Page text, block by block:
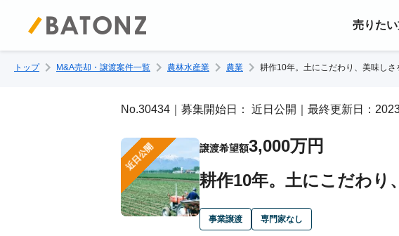
売りた
トップ M&A売却・譲渡案件一覧 農林水産業 農業 耕作10年。土にこだわり、美味しさ
No.30434｜募集開始日： 近日公開｜最終更新日：
近日公開 譲渡希望額3,000万円
耕作10年。土にこだわり
事業譲渡 専門家なし